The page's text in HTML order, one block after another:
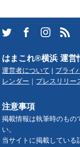
はまこれ®横浜 運営
運営者について プライ
レンダー
プレスリリー
注意事項
掲載情報は執筆時のもの
い。
当サイトに掲載している